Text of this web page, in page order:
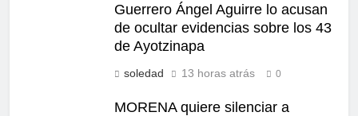
Guerrero Ángel Aguirre lo acusan
de ocultar evidencias sobre los 43
de Ayotzinapa
soledad 13 horas atrás 0
MORENA quiere silenciar a